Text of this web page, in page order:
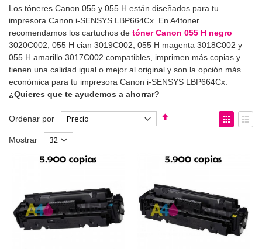
Los tóneres Canon 055 y 055 H están diseñados para tu
impresora Canon i-SENSYS LBP664Cx. En A4toner
recomendamos los cartuchos de tóner Canon 055 H negro
3020C002, 055 H cian 3019C002, 055 H magenta 3018C002 y
055 H amarillo 3017C002 compatibles, imprimen más copias y
tienen una calidad igual o mejor al original y son la opción más
económica para tu impresora Canon i-SENSYS LBP664Cx.
¿Quieres que te ayudemos a ahorrar?
Ordenar por
Fijar
Ver
como
Mostrar